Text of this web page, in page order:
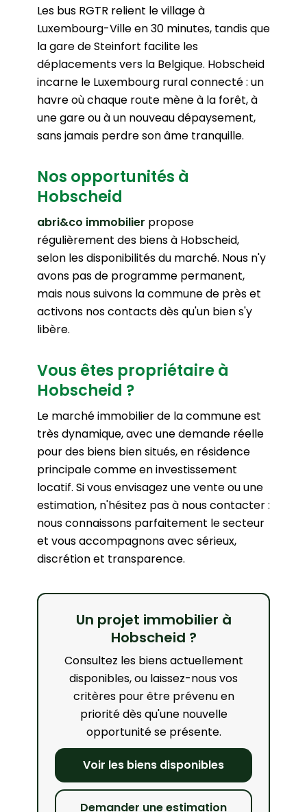
Les bus RGTR relient le village à
Luxembourg-Ville en 30 minutes, tandis que
la gare de Steinfort facilite les
déplacements vers la Belgique. Hobscheid
incarne le Luxembourg rural connecté : un
havre où chaque route mène à la forêt, à
une gare ou à un nouveau dépaysement,
sans jamais perdre son âme tranquille.
Nos opportunités à
Hobscheid
abri&co immobilier propose
régulièrement des biens à Hobscheid,
selon les disponibilités du marché. Nous n'y
avons pas de programme permanent,
mais nous suivons la commune de près et
activons nos contacts dès qu'un bien s'y
libère.
Vous êtes propriétaire à
Hobscheid ?
Le marché immobilier de la commune est
très dynamique, avec une demande réelle
pour des biens bien situés, en résidence
principale comme en investissement
locatif. Si vous envisagez une vente ou une
estimation, n'hésitez pas à nous contacter :
nous connaissons parfaitement le secteur
et vous accompagnons avec sérieux,
discrétion et transparence.
Un projet immobilier à
Hobscheid ?
Consultez les biens actuellement
disponibles, ou laissez-nous vos
critères pour être prévenu en
priorité dès qu'une nouvelle
opportunité se présente.
Voir les biens disponibles
Demander une estimation